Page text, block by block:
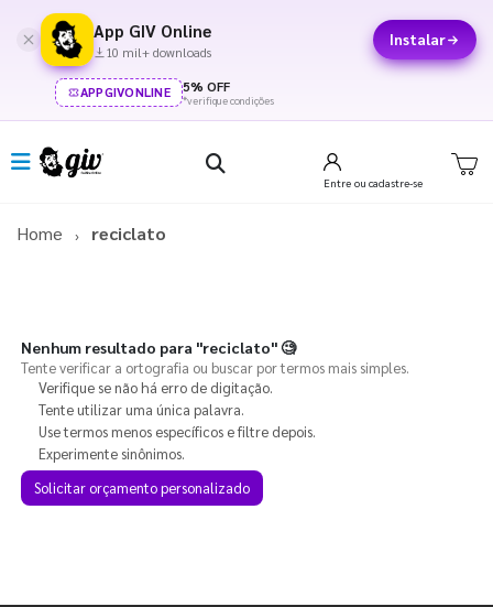
App GIV Online
10 mil+ downloads
Instalar
APPGIVONLINE 5% OFF
*verifique condições
Entre ou cadastre-se
Home reciclato
Nenhum resultado para "reciclato"🧐
Tente verificar a ortografia ou buscar por termos mais simples.
Verifique se não há erro de digitação.
Tente utilizar uma única palavra.
Use termos menos específicos e filtre depois.
Experimente sinônimos.
Solicitar orçamento personalizado